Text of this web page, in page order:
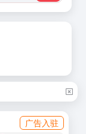
广告入驻